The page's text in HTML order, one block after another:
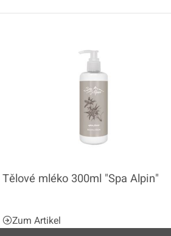
Tělové mléko 300ml "Spa Alpin"
Zum Artikel